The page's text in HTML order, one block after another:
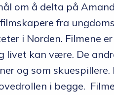
om å delta på
fra
i Norden. Filmene
livet kan være. De
og som skuespillere.
i begge.